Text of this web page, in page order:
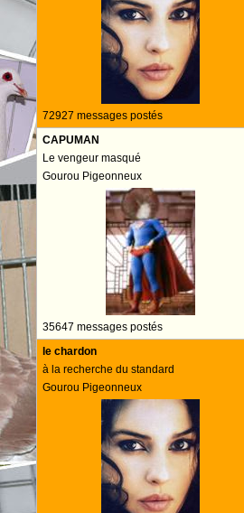
72927 messages postés
CAPUMAN
Le vengeur masqué
Gourou Pigeonneux
35647 messages postés
le chardon
à la recherche du standard
Gourou Pigeonneux